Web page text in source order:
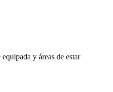
y áreas de estar